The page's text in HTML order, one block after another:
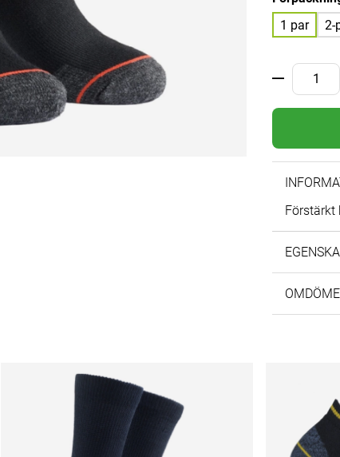
1 par
2-
Förstärkt